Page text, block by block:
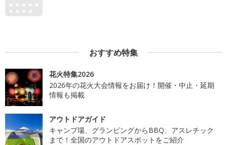
おすすめ特集
花火特集2026
2026年の花火大会情報をお届け！開催・中止・延期
情報も掲載
アウトドアガイド
キャンプ場、グランピングからBBQ、アスレチック
まで！全国のアウトドアスポットをご紹介